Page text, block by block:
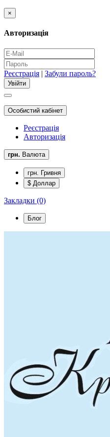
×
Авторизація
Реєстрація | Забули пароль?
Особистий кабінет
Реєстрація
Авторизація
грн. Валюта
грн. Гривня
$ Доллар
Закладки (0)
Блог